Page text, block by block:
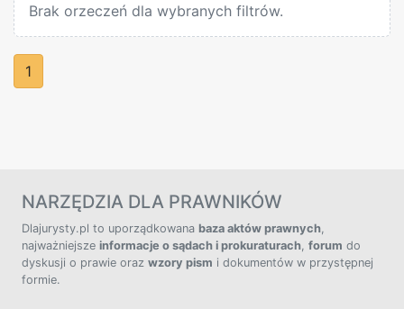
Brak orzeczeń dla wybranych filtrów.
1
NARZĘDZIA DLA PRAWNIKÓW
Dlajurysty.pl to uporządkowana baza aktów prawnych,
najważniejsze informacje o sądach i prokuraturach, forum do
dyskusji o prawie oraz wzory pism i dokumentów w przystępnej
formie.